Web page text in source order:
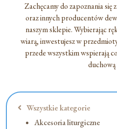
Wszystkie kategorie
Akcesoria liturgiczne
Zachęcamy do zapoznania
oraz innych producentów
naszym sklepie. Wybierając
wiarą, inwestujesz w
przede wszystkim wspierają
duchową